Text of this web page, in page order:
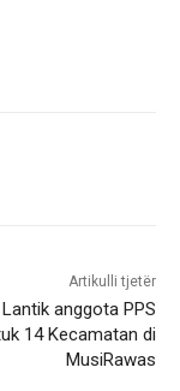
Artikulli tjetër
Lantik anggota PPS
14 Kecamatan di
MusiRawas